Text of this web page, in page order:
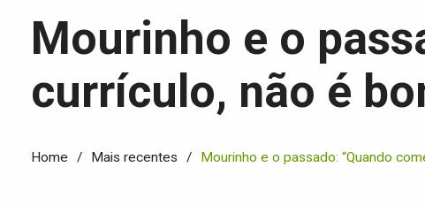
Mourinho e o
currículo, não é
Home Mais recentes Mourinho e o passado: “Quando